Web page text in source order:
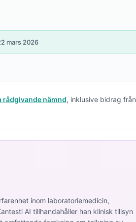
mars 2026
rådgivande nämnd, inklusive bidrag från
inom laboratoriemedicin,
AI tillhandahåller han klinisk tillsyn